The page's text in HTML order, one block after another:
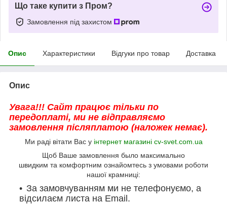
Що таке купити з Пром?
Замовлення під захистом
Опис Характеристики Відгуки про товар Доставка
Опис
Увага!!! Сайт працює тільки по
передоплаті, ми не відправляємо
замовлення післяплатою (наложек немає).
Ми раді вітати Вас у інтернет магазині cv-svet.com.ua
Щоб Ваше замовлення было максимально
швидким та комфортним ознайомтесь з умовами роботи
нашої крамниці:
За замовчуванням ми не телефонуємо, а
відсилаєм листа на Email.